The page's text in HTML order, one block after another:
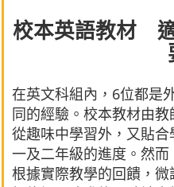
校本英語教材
在英文科組內，6位都是
同的經驗。校本教材由
從趣味中學習外，又貼
一及二年級的進度。然
根據實際教學的回饋，